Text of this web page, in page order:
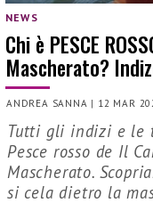
NEWS
Chi è PESCE
Mascherato?
ANDREA SANNA | 12 MAR
Tutti gli indizi e le
Pesce rosso de Il
Mascherato.
si cela dietro la